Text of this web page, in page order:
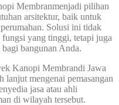
Membranmenjadi pilihan
arsitektur, baik untuk
Solusi ini tidak
yang tinggi, tetapi juga
bangunan Anda.
Kanopi Membrandi Jawa
lanjut mengenai pemasangan
jasa atau ahli
di wilayah tersebut.